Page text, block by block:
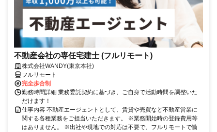
不動産会社の専任宅建士 (フルリモート)
株式会社WANDY(東京本社)
フルリモート
完全歩合制
勤務時間詳細 業務委託契約に基づき、ご自身で活動時間を調整いた
だけます！
仕事内容 不動産エージェントとして、賃貸や売買など不動産営業に
関する各種業務をご担当いただきます。 ※業務開始時の登録費用等
はありません。 ※出社や現地での対応は不要で、フルリモートで働